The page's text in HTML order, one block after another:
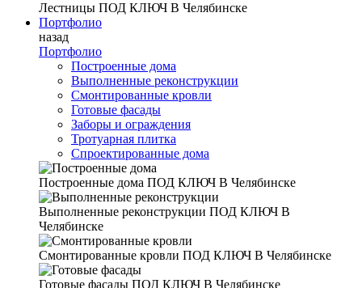
Лестницы ПОД КЛЮЧ В Челябинске
Портфолио
назад
Портфолио
Построенные дома
Выполненные реконструкции
Смонтированные кровли
Готовые фасады
Заборы и ограждения
Тротуарная плитка
Спроектированные дома
Построенные дома ПОД КЛЮЧ В Челябинске
Выполненные реконструкции ПОД КЛЮЧ В
Челябинске
Смонтированные кровли ПОД КЛЮЧ В Челябинске
Готовые фасады ПОД КЛЮЧ В Челябинске